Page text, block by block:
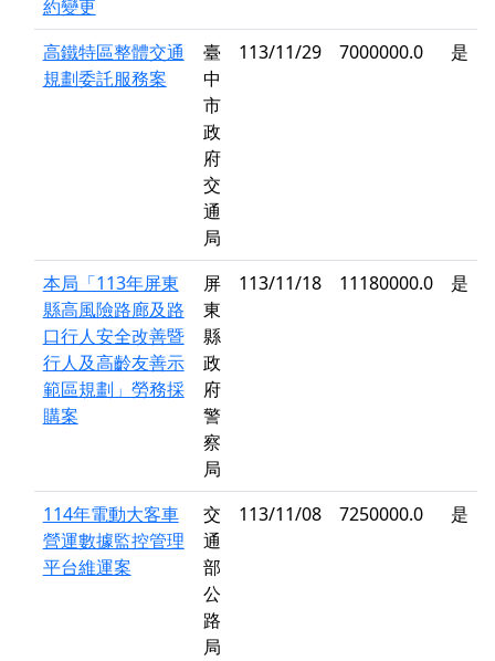
約變更
高鐵特區整體交通
規劃委託服務案
臺
中
市
政
府
交
通
局
113/11/29 7000000.0 是
本局「113年屏東
縣高風險路廊及路
口行人安全改善暨
行人及高齡友善示
範區規劃」勞務採
購案
屏
東
縣
政
府
警
察
局
113/11/18 11180000.0 是
114年電動大客車
營運數據監控管理
平台維運案
交
通
部
公
路
局
113/11/08 7250000.0 是